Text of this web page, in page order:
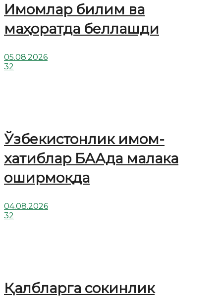
Имомлар билим ва
маҳоратда беллашди
05.08.2026
32
Ўзбекистонлик имом-
хатиблар БААда малака
оширмоқда
04.08.2026
32
Қалбларга сокинлик